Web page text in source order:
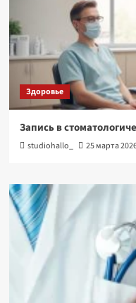
Здоровье
Запись в
studiohallo_ 25 марта